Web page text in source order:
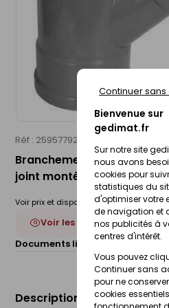
Bienvenue sur
gedimat.fr
Sur notre site
nous avons
cookies pour
statistiques du
d'optimiser votre
de navigation et
nos publicités à
centres d'intérêt.
Vous pouvez
Continuer sans
pour ne
cookies
Continuer
Réf : 25957792
Branchement d'évacuation
joint monté - D315x250
Voir prix et disponibilité en magasin
Voir les 13 déclinaisons
Documents liés :
Description du produit